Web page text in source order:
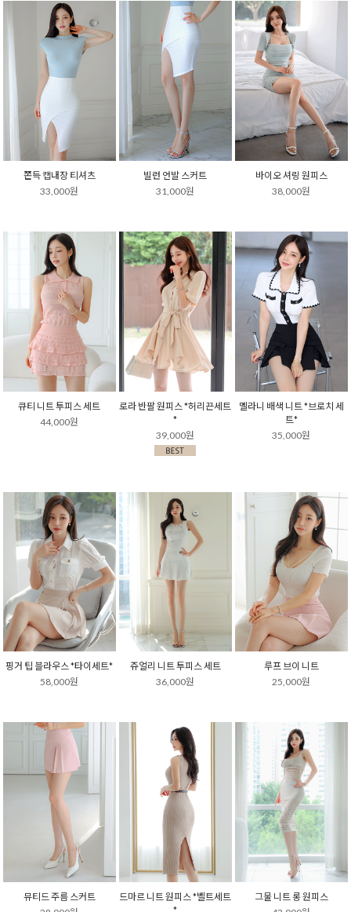
쫀득 캡내장 티셔츠
33,000원
빌런 언발 스커트
31,000원
바이오 셔링 원피스
38,000원
큐티 니트 투피스 세트
44,000원
로라 반팔 원피스 *허리끈세트
*
39,000원
멜라니 배색 니트 *브로치 세
트*
35,000원
핑거 팁 블라우스 *타이세트*
58,000원
쥬얼리 니트 투피스 세트
36,000원
루프 브이 니트
25,000원
뮤티드 주름 스커트
드마르 니트 원피스 *벨트세트
그물 니트 롱 원피스